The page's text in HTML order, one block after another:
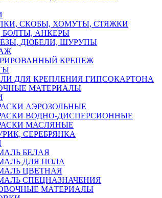
СКОБЫ, ХОМУТЫ, СТЯЖКИ
БОЛТЫ, АНКЕРЫ
ДЮБЕЛИ, ШУРУПЫ
КРЕПЕЖ
ДЛЯ КРЕПЛЕНИЯ ГИПСОКАРТОНА
МАТЕРИАЛЫ
АЭРОЗОЛЬНЫЕ
ВОДНО-ДИСПЕРСИОННЫЕ
МАСЛЯНЫЕ
СЕРЕБРЯНКА
БЕЛАЯ
ДЛЯ ПОЛА
ЦВЕТНАЯ
СПЕЦНАЗНАЧЕНИЯ
МАТЕРИАЛЫ